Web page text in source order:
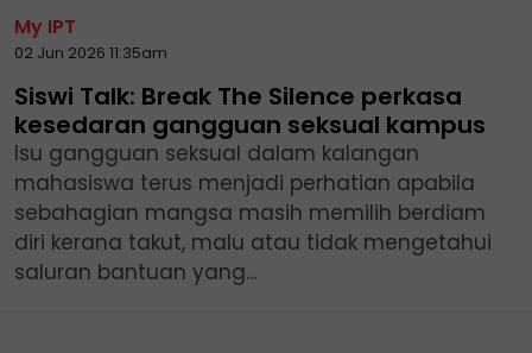
My IPT
02 Jun 2026 11:35am
Siswi Talk: Break The Silence perkasa
kesedaran gangguan seksual kampus
Isu gangguan seksual dalam kalangan
mahasiswa terus menjadi perhatian apabila
sebahagian mangsa masih memilih berdiam
diri kerana takut, malu atau tidak mengetahui
saluran bantuan yang...